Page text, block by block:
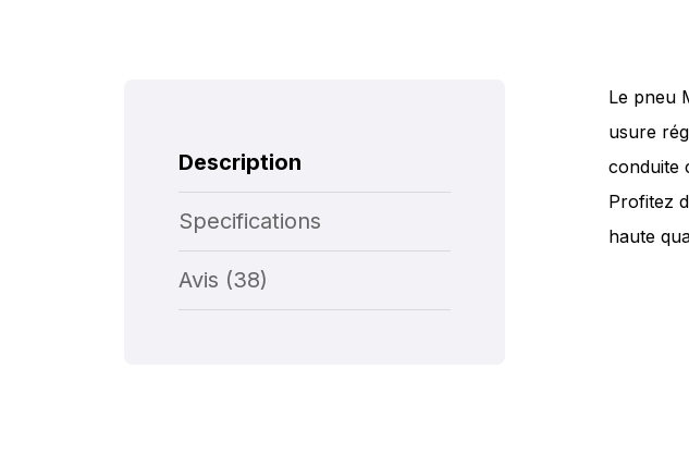
Description
Specifications
Avis (38)
Le pneu
usure
conduite
Profitez
haute